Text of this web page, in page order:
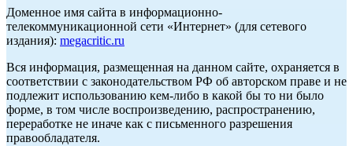
Доменное имя сайта в информационно-
телекоммуникационной сети «Интернет» (для сетевого
издания): megacritic.ru
Вся информация, размещенная на данном сайте, охраняется в
соответствии с законодательством РФ об авторском праве и не
подлежит использованию кем-либо в какой бы то ни было
форме, в том числе воспроизведению, распространению,
переработке не иначе как с письменного разрешения
правообладателя.